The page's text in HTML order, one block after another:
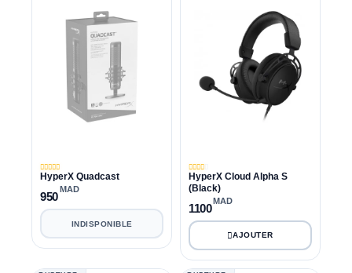
HyperX Quadcast
950
MAD
INDISPONIBLE
HyperX Cloud Alpha S
(Black)
1100
MAD